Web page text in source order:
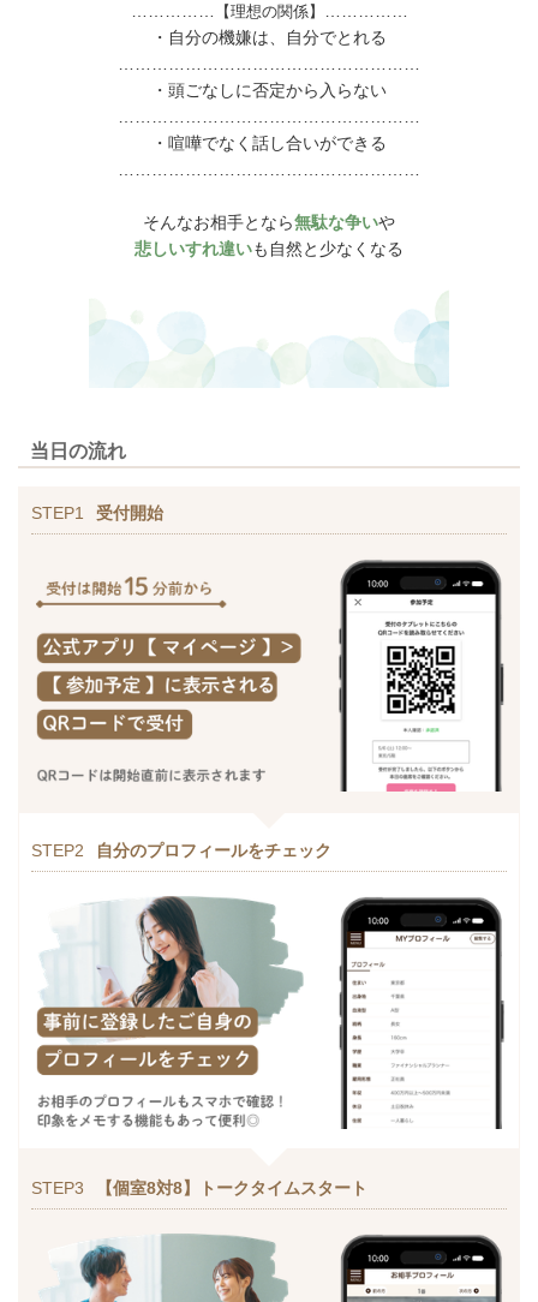
【理想の関係】
・自分の機嫌は、自分でとれる
・頭ごなしに否定から入らない
・喧嘩でなく話し合いができる
そんなお相手となら無駄な争いや
悲しいすれ違いも自然と少なくなる
当日の流れ
STEP1 受付開始
STEP2 自分のプロフィールをチェック
STEP3 【個室8対8】トークタイムスタート